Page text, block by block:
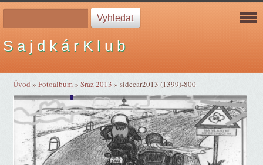
S a j d k á r K l u b
Úvod »Fotoalbum»Sraz 2013 »sidecar2013 (1399)-800